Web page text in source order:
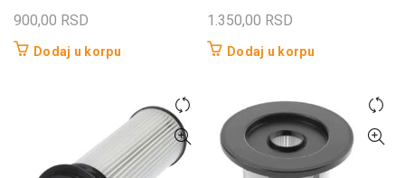
900,00 RSD
Dodaj u korpu
1.350,00 RSD
Dodaj u korpu